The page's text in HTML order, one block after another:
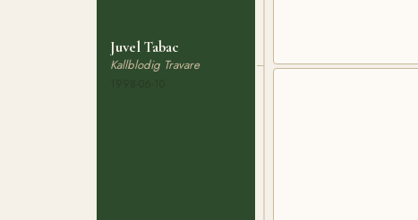
Juvel Tabac
Kallblodig Travare